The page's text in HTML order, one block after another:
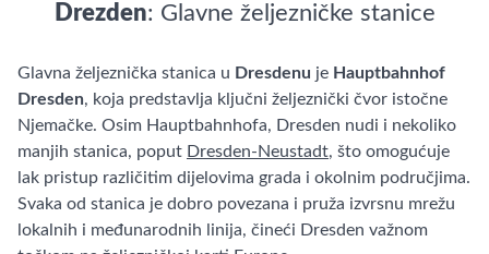
Drezden: Glavne željezničke stanice
Glavna željeznička stanica u Dresdenu je Hauptbahnhof
Dresden, koja predstavlja ključni željeznički čvor istočne
Njemačke. Osim Hauptbahnhofa, Dresden nudi i nekoliko
manjih stanica, poput Dresden-Neustadt, što omogućuje
lak pristup različitim dijelovima grada i okolnim područjima.
Svaka od stanica je dobro povezana i pruža izvrsnu mrežu
lokalnih i međunarodnih linija, čineći Dresden važnom